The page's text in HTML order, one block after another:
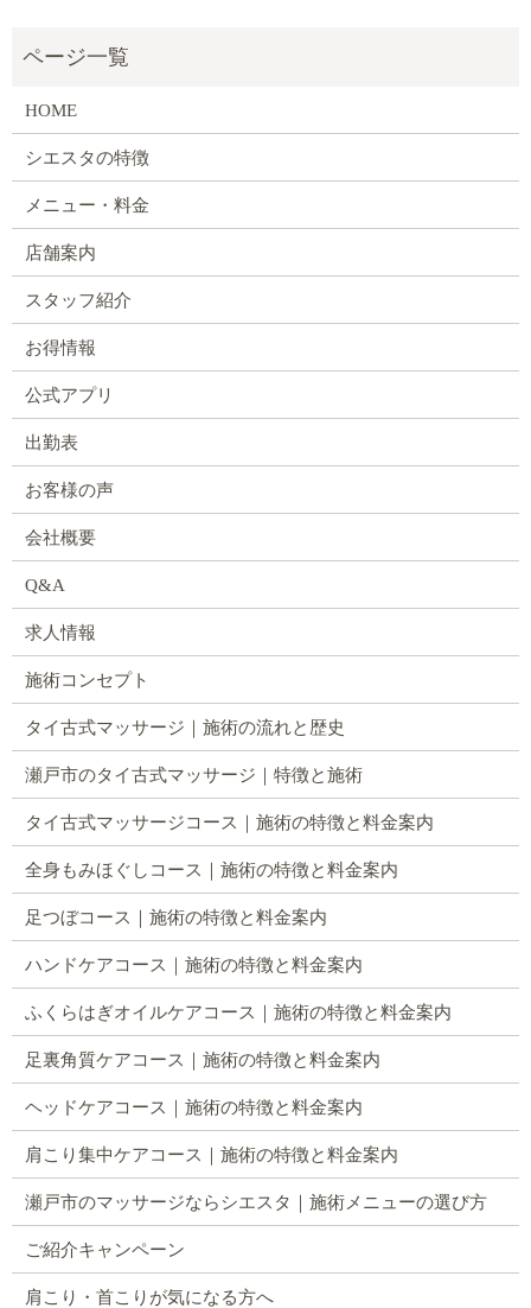
HOME
シエスタの特徴
メニュー・料金
店舗案内
スタッフ紹介
お得情報
公式アプリ
出勤表
お客様の声
会社概要
Q&A
求人情報
施術コンセプト
タイ古式マッサージ｜施術の流れと歴史
瀬戸市のタイ古式マッサージ｜特徴と施術
タイ古式マッサージコース｜施術の特徴と料金案内
全身もみほぐしコース｜施術の特徴と料金案内
足つぼコース｜施術の特徴と料金案内
ハンドケアコース｜施術の特徴と料金案内
ふくらはぎオイルケアコース｜施術の特徴と料金案内
足裏角質ケアコース｜施術の特徴と料金案内
ヘッドケアコース｜施術の特徴と料金案内
肩こり集中ケアコース｜施術の特徴と料金案内
瀬戸市のマッサージならシエスタ｜施術メニューの選び方
ご紹介キャンペーン
肩こり・首こりが気になる方へ